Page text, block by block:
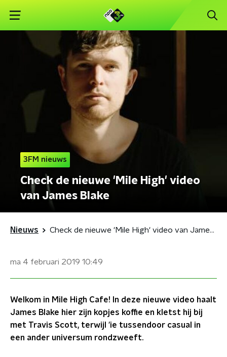
3FM nieuws
Check de nieuwe 'Mile High' video
van James Blake
Nieuws Check de nieuwe 'Mile High' video van James Blake
ma 4 februari 2019 10:49
Welkom in Mile High Cafe! In deze nieuwe video haalt
James Blake hier zijn kopjes koffie en kletst hij bij
met Travis Scott, terwijl 'ie tussendoor casual in
een ander universum rondzweeft.